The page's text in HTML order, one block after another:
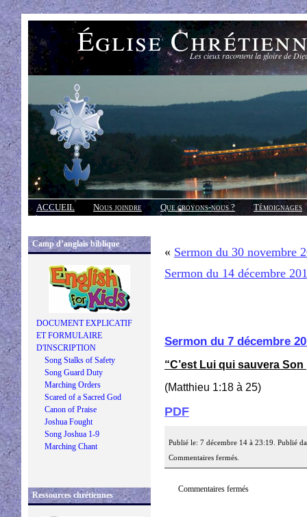
Église Les cieux racontent la gloire de
ACCUEIL Nous joindre Que croyons-nous ?
Témoignages
Réponses
Camp d’anglais biblique
DOCUMENT EXPLICATIF
ET FORMULAIRE
D'INSCRIPTION
Song Stalks of Safety
Song Guard Duty
Marching Orders
Scared of a Sacred God
Canon of Praise
Joshua Fought
Song Joshua 1-9
Marching Chant
Ressources chrétiennes
« Sermon du 30 novembre
Sermon du 14 décembre
Sermon du 7 décembre
“C’est Lui qui sauvera
(Matthieu 1:18 à 25)
PDF
Publié le: 7 décembre 14 à 23:19. Publié
Commentaires fermés.
Commentaires fermés